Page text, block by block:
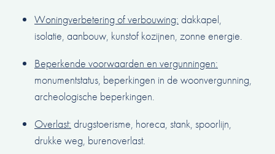
Woningverbetering of verbouwing: dakkapel,
isolatie, aanbouw, kunstof kozijnen, zonne energie.
Beperkende voorwaarden en vergunningen:
monumentstatus, beperkingen in de woonvergunning,
archeologische beperkingen.
Overlast: drugstoerisme, horeca, stank, spoorlijn,
drukke weg, burenoverlast.